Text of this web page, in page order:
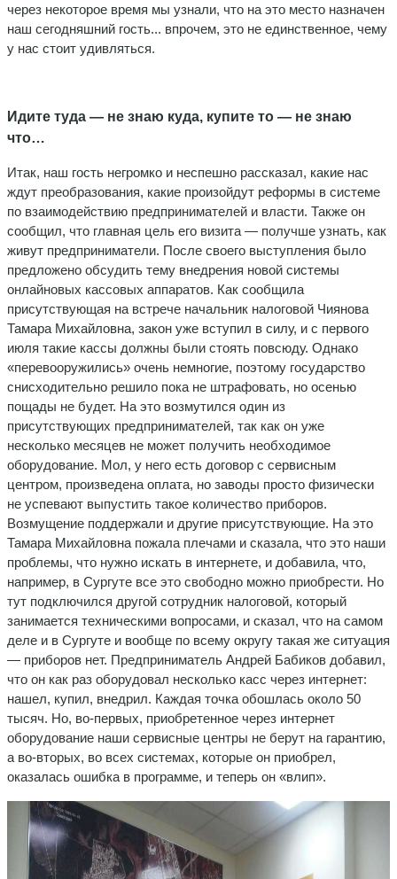
через некоторое время мы узнали, что на это место назначен
наш сегодняшний гость... впрочем, это не единственное, чему
у нас стоит удивляться.
Идите туда — не знаю куда, купите то — не знаю
что…
Итак, наш гость негромко и неспешно рассказал, какие нас
ждут преобразования, какие произойдут реформы в системе
по взаимодействию предпринимателей и власти. Также он
сообщил, что главная цель его визита — получше узнать, как
живут предприниматели. После своего выступления было
предложено обсудить тему внедрения новой системы
онлайновых кассовых аппаратов. Как сообщила
присутствующая на встрече начальник налоговой Чиянова
Тамара Михайловна, закон уже вступил в силу, и с первого
июля такие кассы должны были стоять повсюду. Однако
«перевооружились» очень немногие, поэтому государство
снисходительно решило пока не штрафовать, но осенью
пощады не будет. На это возмутился один из
присутствующих предпринимателей, так как он уже
несколько месяцев не может получить необходимое
оборудование. Мол, у него есть договор с сервисным
центром, произведена оплата, но заводы просто физически
не успевают выпустить такое количество приборов.
Возмущение поддержали и другие присутствующие. На это
Тамара Михайловна пожала плечами и сказала, что это наши
проблемы, что нужно искать в интернете, и добавила, что,
например, в Сургуте все это свободно можно приобрести. Но
тут подключился другой сотрудник налоговой, который
занимается техническими вопросами, и сказал, что на самом
деле и в Сургуте и вообще по всему округу такая же ситуация
— приборов нет. Предприниматель Андрей Бабиков добавил,
что он как раз оборудовал несколько касс через интернет:
нашел, купил, внедрил. Каждая точка обошлась около 50
тысяч. Но, во-первых, приобретенное через интернет
оборудование наши сервисные центры не берут на гарантию,
а во-вторых, во всех системах, которые он приобрел,
оказалась ошибка в программе, и теперь он «влип».